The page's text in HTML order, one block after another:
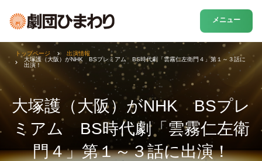
メニュー
大塚護（大阪）がNHK BSプレ
ミアム BS時代劇「雲霧仁左衛
門４」第１～３話に出演！
トップページ
出演情報
大塚護（大阪）がNHK BSプレミアム BS時代劇「雲霧仁左衛門４」第１～３話に
出演！